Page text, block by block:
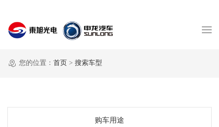
您的位置： 首页 > 搜索车型
购车用途